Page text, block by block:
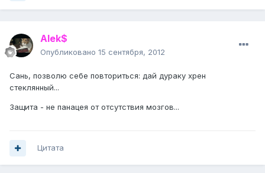
Alek$
Опубликовано 15 сентября, 2012
Сань, позволю себе повториться: дай дураку хрен
стеклянный...
Защита - не панацея от отсутствия мозгов...
Цитата